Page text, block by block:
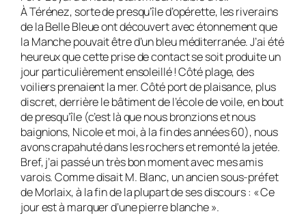
À Térénez, sorte de presqu’île d’opérette, les riverains
de la Belle Bleue ont découvert avec étonnement que
la Manche pouvait être d’un bleu méditerranée. J’ai été
heureux que cette prise de contact se soit produi­te un
jour particulièrement ensoleillé ! Côté plage, des
voiliers prenaient la mer. Côté port de plaisance, plus
discret, derrière le bâtiment de l’école de voile, en bout
de presqu’île (c’est là que nous bronzions et nous
baignions, Nicole et moi, à la fin des années 60), nous
avons crapahuté dans les rochers et remonté la jetée.
Bref, j’ai passé un très bon moment avec mes amis
varois. Comme disait M. Blanc, un ancien sous-préfet
de Morlaix, à la fin de la plupart de ses discours : « Ce
jour est à marquer d’une pierre blanche ».